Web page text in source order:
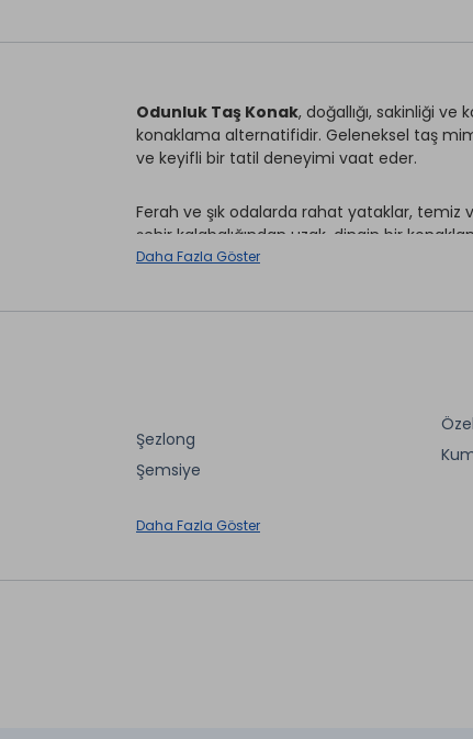
Odunluk Taş Konak, doğallığı, sakinliği
konaklama alternatifidir. Geleneksel taş
ve keyifli bir tatil deneyimi vaat eder.
Ferah ve şık odalarda rahat yataklar,
şehir kalabalığından uzak, dingin bir
başlamak, konaklamanızı daha da özel kılar.
Sessizliği, samimi ortamı ve sıcak
Çamaşırhane *
Split Klima
Ütü
Daha Fazla Göster
Şezlong
Şemsiye
* ile işaretli özellikler ücretlidir.
Daha Fazla Göster